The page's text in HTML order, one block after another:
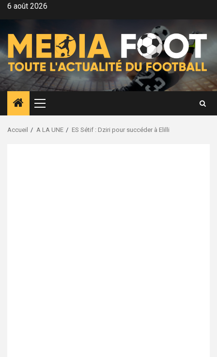
Aller6 août 2026
Menu
principal
Accueil A LA UNE ES Sétif : Dziri pour succéder à Elilli